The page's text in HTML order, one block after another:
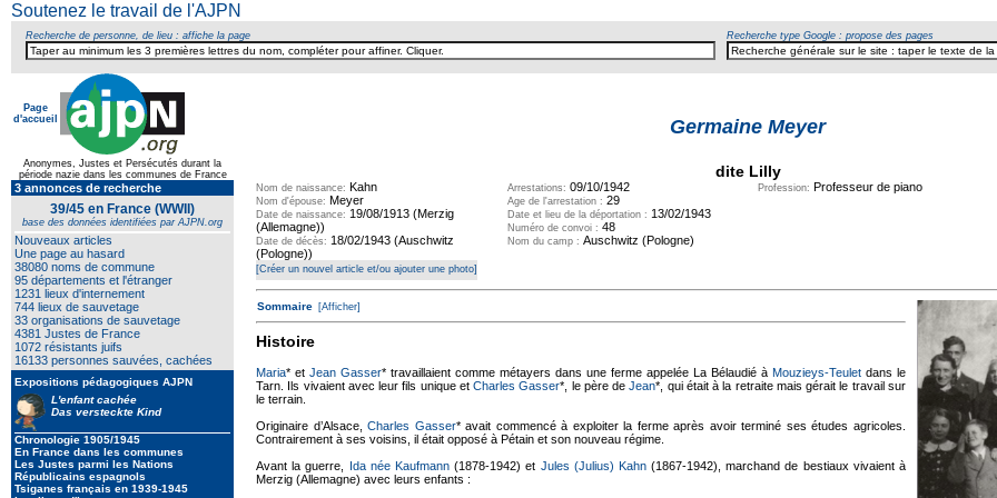
Soutenez le travail de l'AJPN
Recherche de personne, de lieu : affiche la page Recherche type Google : propose des pages
Page
d'accueil
Anonymes, Justes et Persécutés durant la
période nazie dans les communes de France
3 annonces de recherche
39/45 en France (WWII)
base des données identifiées par AJPN.org
Nouveaux articles
Une page au hasard
38080 noms de commune
95 départements et l'étranger
1231 lieux d'internement
744 lieux de sauvetage
33 organisations de sauvetage
4381 Justes de France
1072 résistants juifs
16133 personnes sauvées, cachées
Expositions pédagogiques AJPN
L'enfant cachée
Das versteckte Kind
Chronologie 1905/1945
En France dans les communes
Les Justes parmi les Nations
Républicains espagnols
Tsiganes français en 1939-1945
Germaine Meyer
dite Lilly
Nom de naissance: Kahn
Nom d'épouse: Meyer
Date de naissance: 19/08/1913 (Merzig
(Allemagne))
Date de décès: 18/02/1943 (Auschwitz
(Pologne))
Arrestations: 09/10/1942
Age de l'arrestation : 29
Date et lieu de la déportation : 13/02/1943
Numéro de convoi : 48
Nom du camp : Auschwitz (Pologne)
Profession: Professeur de piano
[Créer un nouvel article et/ou ajouter une photo]
Sommaire [Afficher]
Histoire
Maria* et Jean Gasser* travaillaient comme métayers dans une ferme appelée La Bélaudié à Mouzieys-Teulet dans le
Tarn. Ils vivaient avec leur fils unique etCharles Gasser*, le père deJean*, qui était à la retraite mais gérait le travail sur
le terrain.
Originaire d’Alsace,Charles Gasser* avait commencé à exploiter la ferme après avoir terminé ses études agricoles.
Contrairement à ses voisins, il était opposé à Pétain et son nouveau régime.
Avant la guerre,
Ida née Kaufmann(1878-1942) et Jules (Julius) Kahn(1867-1942), marchand de bestiaux vivaient à
Merzig (Allemagne) avec leurs enfants :